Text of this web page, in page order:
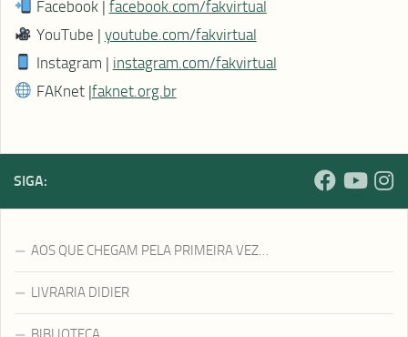
Facebook | facebook.com/fakvirtual
YouTube | youtube.com/fakvirtual
Instagram | instagram.com/fakvirtual
FAKnet |faknet.org.br
SIGA:
AOS QUE CHEGAM PELA PRIMEIRA VEZ…
LIVRARIA DIDIER